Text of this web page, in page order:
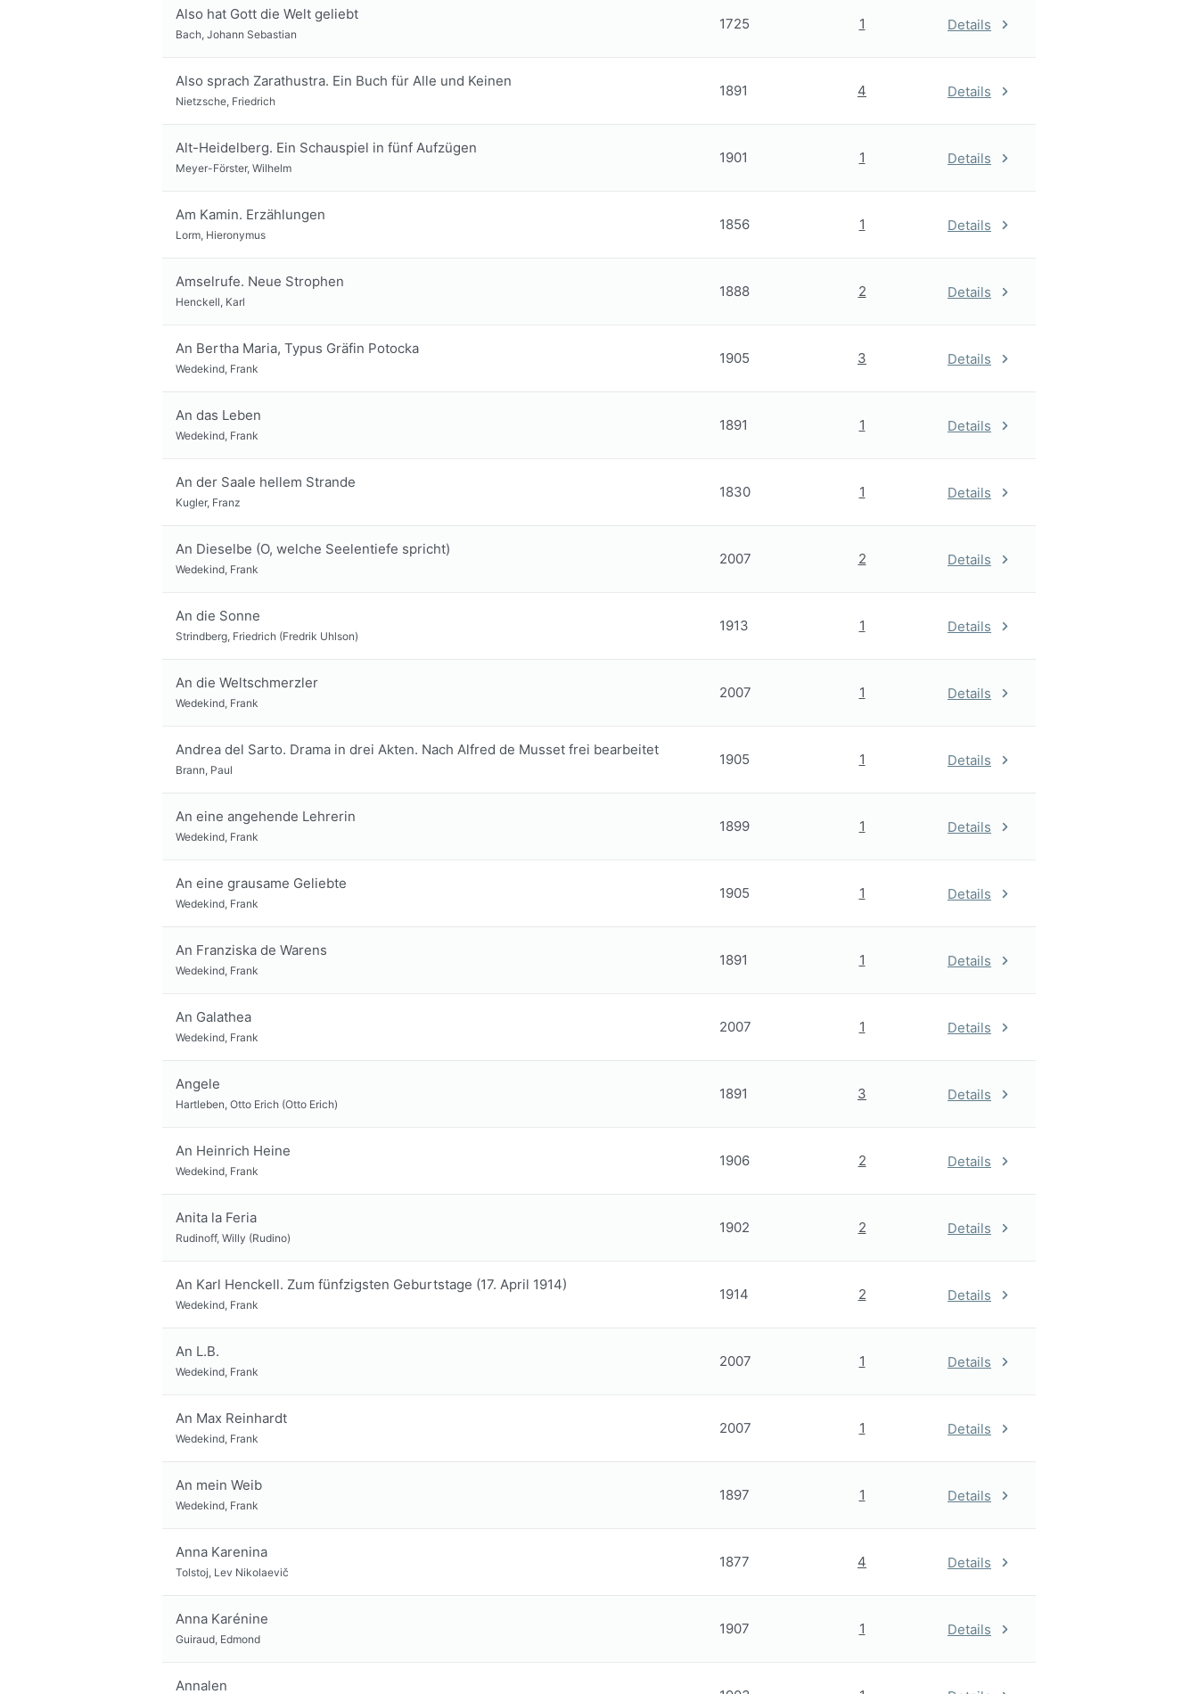
Also hat Gott die Welt geliebt
Bach, Johann Sebastian
1725 1 Details
Also sprach Zarathustra. Ein Buch für Alle und Keinen
Nietzsche, Friedrich
1891 4 Details
Alt-Heidelberg. Ein Schauspiel in fünf Aufzügen
Meyer-Förster, Wilhelm
1901 1 Details
Am Kamin. Erzählungen
Lorm, Hieronymus
1856 1 Details
Amselrufe. Neue Strophen
Henckell, Karl
1888 2 Details
An Bertha Maria, Typus Gräfin Potocka
Wedekind, Frank
1905 3 Details
An das Leben
Wedekind, Frank
1891 1 Details
An der Saale hellem Strande
Kugler, Franz
1830 1 Details
An Dieselbe (O, welche Seelentiefe spricht)
Wedekind, Frank
2007 2 Details
An die Sonne
Strindberg, Friedrich (Fredrik Uhlson)
1913 1 Details
An die Weltschmerzler
Wedekind, Frank
2007 1 Details
Andrea del Sarto. Drama in drei Akten. Nach Alfred de Musset frei bearbeitet
Brann, Paul
1905 1 Details
An eine angehende Lehrerin
Wedekind, Frank
1899 1 Details
An eine grausame Geliebte
Wedekind, Frank
1905 1 Details
An Franziska de Warens
Wedekind, Frank
1891 1 Details
An Galathea
Wedekind, Frank
2007 1 Details
Angele
Hartleben, Otto Erich (Otto Erich)
1891 3 Details
An Heinrich Heine
Wedekind, Frank
1906 2 Details
Anita la Feria
Rudinoff, Willy (Rudino)
1902 2 Details
An Karl Henckell. Zum fünfzigsten Geburtstage (17. April 1914)
Wedekind, Frank
1914 2 Details
An L.B.
Wedekind, Frank
2007 1 Details
An Max Reinhardt
Wedekind, Frank
2007 1 Details
An mein Weib
Wedekind, Frank
1897 1 Details
Anna Karenina
Tolstoj, Lev Nikolaevič
1877 4 Details
Anna Karénine
Guiraud, Edmond
1907 1 Details
Annalen